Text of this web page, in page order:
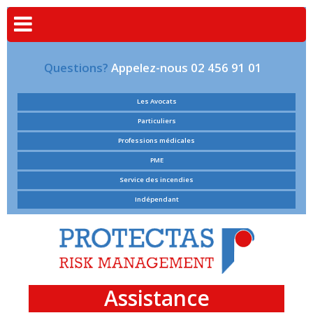
Questions? Appelez-nous 02 456 91 01
Les Avocats
Particuliers
Professions médicales
PME
Service des incendies
Indépendant
Assistance